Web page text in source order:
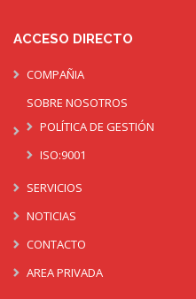
ACCESO DIRECTO
COMPAÑIA
SOBRE NOSOTROS
POLÍTICA DE GESTIÓN
ISO:9001
SERVICIOS
NOTICIAS
CONTACTO
AREA PRIVADA